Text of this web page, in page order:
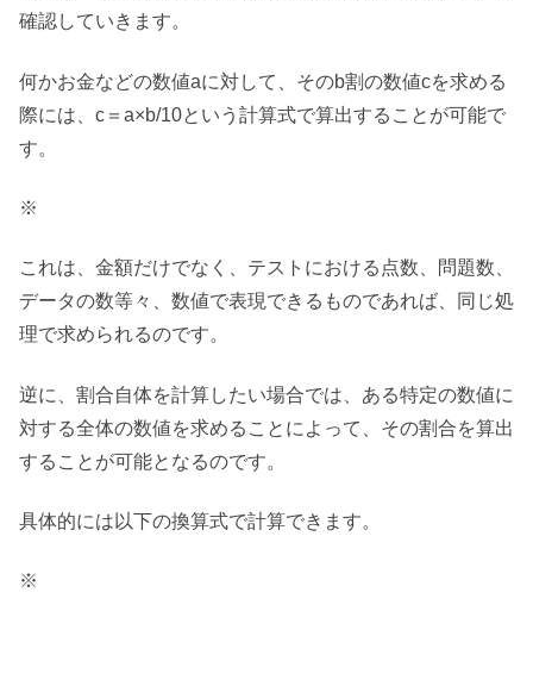
確認していきます。
何かお金などの数値aに対して、そのb割の数値cを求める
際には、c＝a×b/10という計算式で算出することが可能で
す。
※
これは、金額だけでなく、テストにおける点数、問題数、
データの数等々、数値で表現できるものであれば、同じ処
理で求められるのです。
逆に、割合自体を計算したい場合では、ある特定の数値に
対する全体の数値を求めることによって、その割合を算出
することが可能となるのです。
具体的には以下の換算式で計算できます。
※